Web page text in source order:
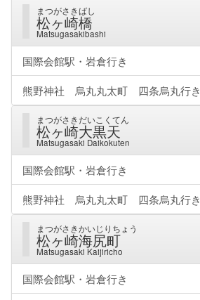
まつがさきばし
松ヶ崎橋
Matsugasakibashi
国際会館駅・岩倉行き
熊野神社 烏丸丸太町 四条烏丸行き
まつがさきだいこくてん
松ヶ崎大黒天
Matsugasaki Daikokuten
国際会館駅・岩倉行き
熊野神社 烏丸丸太町 四条烏丸行き
まつがさきかいじりちょう
松ヶ崎海尻町
Matsugasaki Kaijiricho
国際会館駅・岩倉行き